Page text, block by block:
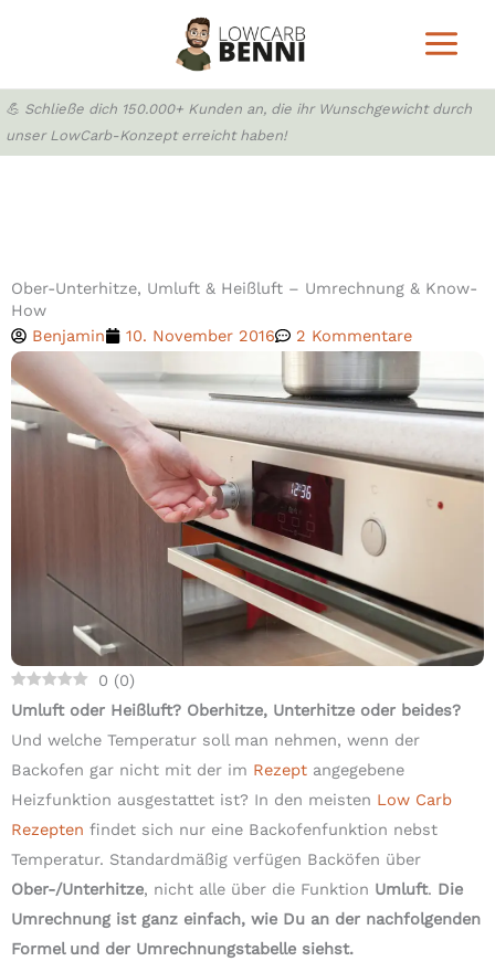
💪 Schließe dich 150.000+ Kunden an, die ihr Wunschgewicht durch
unser LowCarb-Konzept erreicht haben!
Ober-Unterhitze, Umluft & Heißluft – Umrechnung & Know-
How
Benjamin
10. November 2016 2 Kommentare
0 (0)
Umluft oder Heißluft? Oberhitze, Unterhitze oder beides?
Und welche Temperatur soll man nehmen, wenn der
Backofen gar nicht mit der im Rezept angegebene
Heizfunktion ausgestattet ist? In den meisten Low Carb
Rezepten findet sich nur eine Backofenfunktion nebst
Temperatur. Standardmäßig verfügen Backöfen über
Ober-/Unterhitze, nicht alle über die Funktion Umluft. Die
Umrechnung ist ganz einfach, wie Du an der nachfolgenden
Formel und der Umrechnungstabelle siehst.